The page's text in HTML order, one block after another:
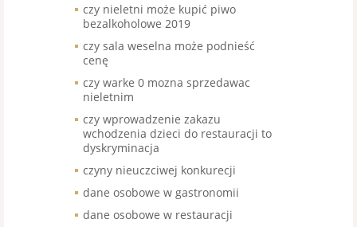
czy nieletni może kupić piwo
bezalkoholowe 2019
czy sala weselna może podnieść
cenę
czy warke 0 mozna sprzedawac
nieletnim
czy wprowadzenie zakazu
wchodzenia dzieci do restauracji to
dyskryminacja
czyny nieuczciwej konkurecji
dane osobowe w gastronomii
dane osobowe w restauracji